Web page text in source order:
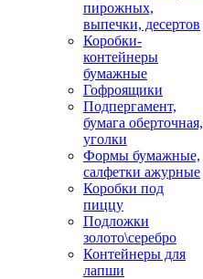
пирожных,
выпечки, десертов
Коробки-
контейнеры
бумажные
Гофроящики
Подпергамент,
бумага оберточная,
уголки
Формы бумажные,
салфетки ажурные
Коробки под
пиццу
Подложки
золото\серебро
Контейнеры для
лапши